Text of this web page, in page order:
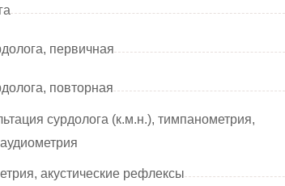
первичная
повторная
сурдолога (к.м.н.), тимпанометрия,
акустические рефлексы